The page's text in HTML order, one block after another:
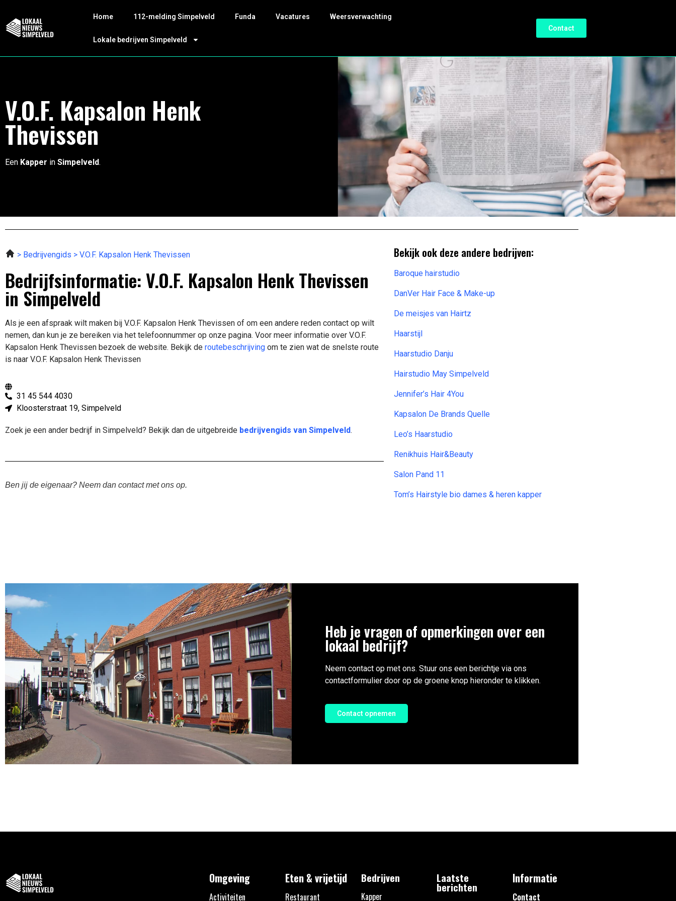
Home 112-melding Simpelveld Funda Vacatures Weersverwachting
Lokale bedrijven Simpelveld
Contact
V.O.F. Kapsalon Henk
Thevissen
Een Kapper in Simpelveld.
Bedrijvengids V.O.F. Kapsalon Henk Thevissen
Bedrijfsinformatie: V.O.F. Kapsalon Henk Thevissen
in Simpelveld
Als je een afspraak wilt maken bij V.O.F. Kapsalon Henk Thevissen of om een andere reden contact op wilt
nemen, dan kun je ze bereiken via het telefoonnummer op onze pagina. Voor meer informatie over V.O.F.
Kapsalon Henk Thevissen bezoek de website. Bekijk de routebeschrijving om te zien wat de snelste route
is naar V.O.F. Kapsalon Henk Thevissen
31 45 544 4030
Kloosterstraat 19, Simpelveld
Zoek je een ander bedrijf in Simpelveld? Bekijk dan de uitgebreide bedrijvengids van Simpelveld.
Ben jij de eigenaar? Neem dan contact met ons op.
Bekijk ook deze andere bedrijven:
Baroque hairstudio
DanVer Hair Face & Make-up
De meisjes van Hairtz
Haarstijl
Haarstudio Danju
Hairstudio May Simpelveld
Jennifer’s Hair 4You
Kapsalon De Brands Quelle
Leo’s Haarstudio
Renikhuis Hair&Beauty
Salon Pand 11
Tom’s Hairstyle bio dames & heren kapper
Heb je vragen of opmerkingen over een
lokaal bedrijf?
Neem contact op met ons. Stuur ons een berichtje via ons
contactformulier door op de groene knop hieronder te klikken.
Contact opnemen
Omgeving
Activiteiten
Eten & vrijetijd
Restaurant
Bedrijven
Kapper
Laatste
berichten
Informatie
Contact